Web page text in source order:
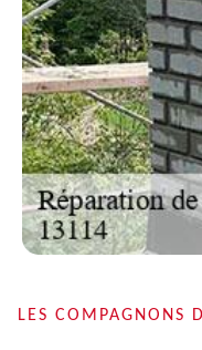
LES COMPAGNONS